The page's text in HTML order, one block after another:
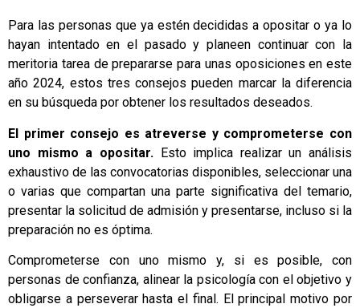
Para las personas que ya estén decididas a opositar o ya lo
hayan intentado en el pasado y planeen continuar con la
meritoria tarea de prepararse para unas oposiciones en este
año 2024, estos tres consejos pueden marcar la diferencia
en su búsqueda por obtener los resultados deseados.
El primer consejo es atreverse y comprometerse con
uno mismo a opositar. Esto implica realizar un análisis
exhaustivo de las convocatorias disponibles, seleccionar una
o varias que compartan una parte significativa del temario,
presentar la solicitud de admisión y presentarse, incluso si la
preparación no es óptima.
Comprometerse con uno mismo y, si es posible, con
personas de confianza, alinear la psicología con el objetivo y
obligarse a perseverar hasta el final. El principal motivo por